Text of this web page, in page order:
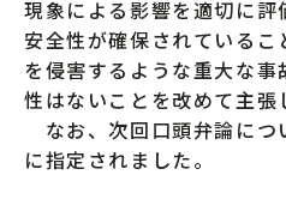
現象による影響を適切に評
安全性が確保されている
を侵害するような重大な
性はないことを改めて主張
なお、次回口頭弁論につ
に指定されました。